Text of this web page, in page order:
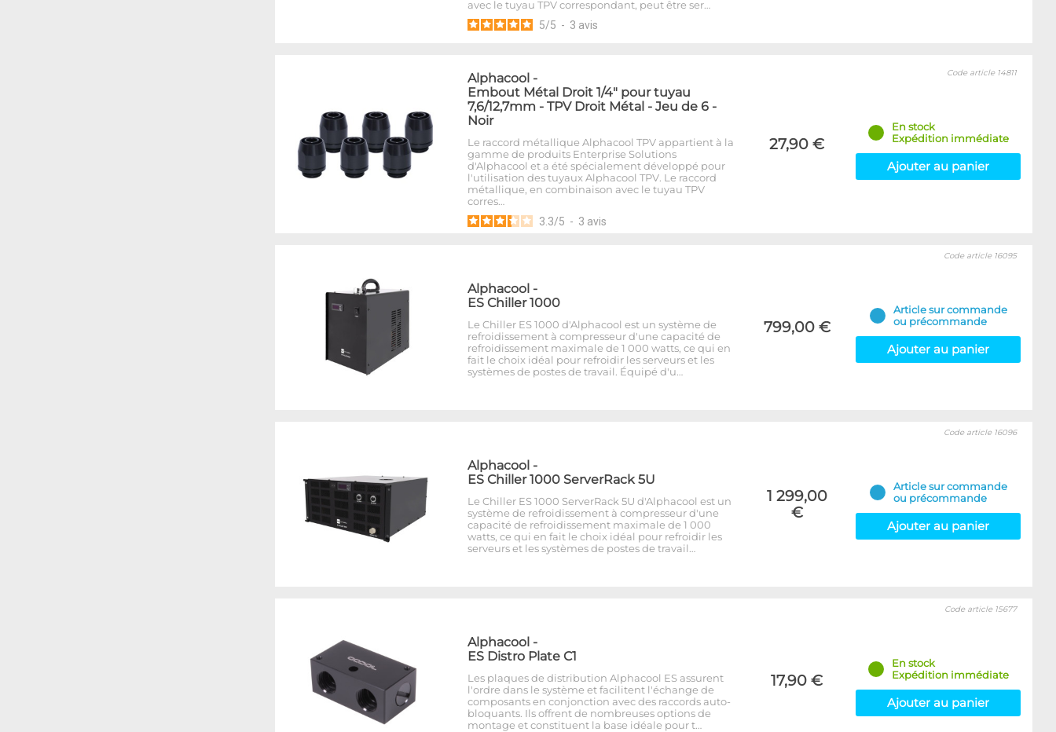
avec le tuyau TPV correspondant, peut être ser…
5/5 - 3 avis
Alphacool -
Embout Métal Droit 1/4" pour tuyau
7,6/12,7mm - TPV Droit Métal - Jeu de 6 -
Noir
Le raccord métallique Alphacool TPV appartient à la
gamme de produits Enterprise Solutions
d'Alphacool et a été spécialement développé pour
l'utilisation des tuyaux Alphacool TPV. Le raccord
métallique, en combinaison avec le tuyau TPV
corres…
3.3/5 - 3 avis
27,90 €
Code article 14811
En stock
Expédition immédiate
Ajouter au panier
Alphacool -
ES Chiller 1000
Le Chiller ES 1000 d'Alphacool est un système de
refroidissement à compresseur d'une capacité de
refroidissement maximale de 1 000 watts, ce qui en
fait le choix idéal pour refroidir les serveurs et les
systèmes de postes de travail. Équipé d'u…
799,00 €
Code article 16095
Article sur commande
ou précommande
Ajouter au panier
Alphacool -
ES Chiller 1000 ServerRack 5U
Le Chiller ES 1000 ServerRack 5U d'Alphacool est un
système de refroidissement à compresseur d'une
capacité de refroidissement maximale de 1 000
watts, ce qui en fait le choix idéal pour refroidir les
serveurs et les systèmes de postes de travail…
1 299,00
€
Code article 16096
Article sur commande
ou précommande
Ajouter au panier
Alphacool -
ES Distro Plate C1
Les plaques de distribution Alphacool ES assurent
l'ordre dans le système et facilitent l'échange de
composants en conjonction avec des raccords auto-
bloquants. Ils offrent de nombreuses options de
montage et constituent la base idéale pour t…
17,90 €
Code article 15677
En stock
Expédition immédiate
Ajouter au panier